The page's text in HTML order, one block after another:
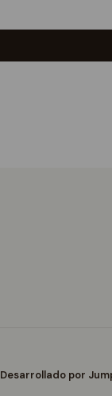
Desarrollado por